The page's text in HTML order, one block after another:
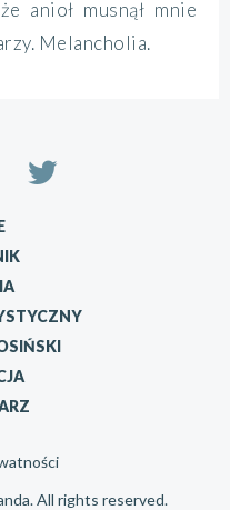
anioł musnął mnie
Melancholia.
All rights reserved.